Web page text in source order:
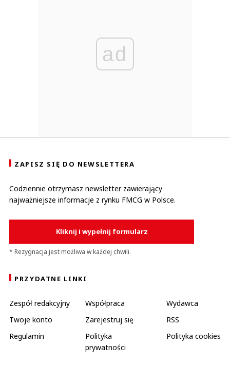
ad
ZAPISZ SIĘ DO NEWSLETTERA
Codziennie otrzymasz newsletter zawierający
najważniejsze informacje z rynku FMCG w Polsce.
Kliknij i wypełnij formularz
* Rezygnacja jest możliwa w każdej chwili.
PRZYDATNE LINKI
Zespół redakcyjny Współpraca
Wydawca
Twoje konto
Zarejestruj się
RSS
Regulamin
Polityka
prywatności
Polityka cookies